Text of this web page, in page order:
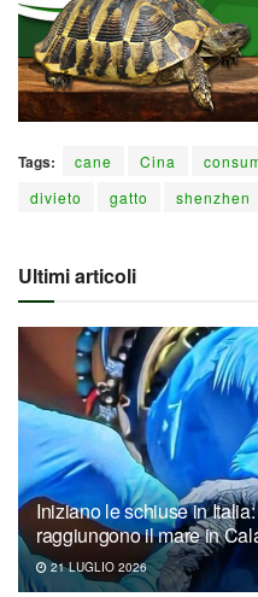
Tags: cane Cina
divieto
gatto shenzhen
Ultimi articoli
Iniziano le schiuse in
raggiungono il mare in
21 LUGLIO 2026